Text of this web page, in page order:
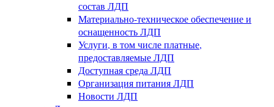
состав ЛДП
Материально-техническое обеспечение и
оснащенность ЛДП
Услуги, в том числе платные,
предоставляемые ЛДП
Доступная среда ЛДП
Организация питания ЛДП
Новости ЛДП